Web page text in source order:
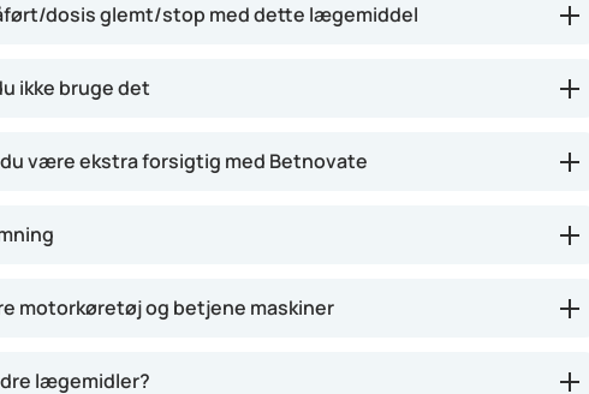
går som regel væk i løbet af få dage. Betnovate er især
dosis glemt/stop med dette lægemiddel
ikke bruge det
du være ekstra forsigtig med Betnovate
motorkøretøj og betjene maskiner
lægemidler?